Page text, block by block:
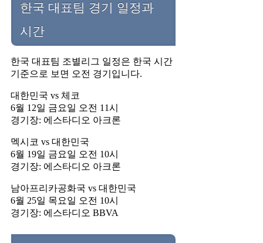
한국 대표팀 경기 일정과
시간
한국 대표팀 조별리그 일정은 한국 시간
기준으로 보면 오전 경기입니다.
대한민국 vs 체코
6월 12일 금요일 오전 11시
경기장: 에스타디오 아크론
멕시코 vs 대한민국
6월 19일 금요일 오전 10시
경기장: 에스타디오 아크론
남아프리카공화국 vs 대한민국
6월 25일 목요일 오전 10시
경기장: 에스타디오 BBVA